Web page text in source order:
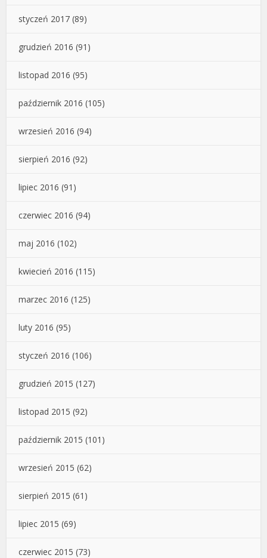
styczeń 2017 (89)
grudzień 2016 (91)
listopad 2016 (95)
październik 2016 (105)
wrzesień 2016 (94)
sierpień 2016 (92)
lipiec 2016 (91)
czerwiec 2016 (94)
maj 2016 (102)
kwiecień 2016 (115)
marzec 2016 (125)
luty 2016 (95)
styczeń 2016 (106)
grudzień 2015 (127)
listopad 2015 (92)
październik 2015 (101)
wrzesień 2015 (62)
sierpień 2015 (61)
lipiec 2015 (69)
czerwiec 2015 (73)